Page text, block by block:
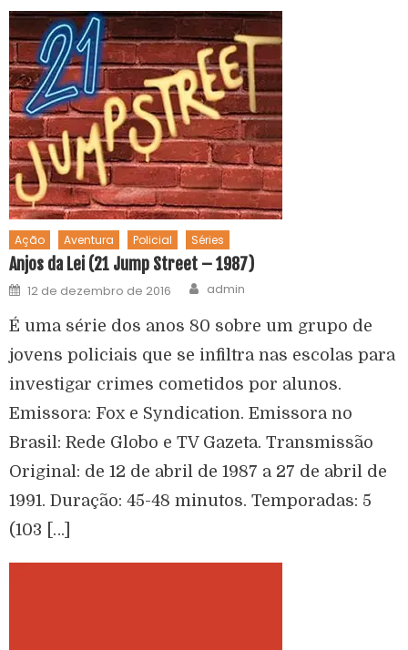
Ação Aventura Policial Séries
Anjos da Lei (21 Jump Street – 1987)
12 de dezembro de 2016 admin
É uma série dos anos 80 sobre um grupo de
jovens policiais que se infiltra nas escolas para
investigar crimes cometidos por alunos.
Emissora: Fox e Syndication. Emissora no
Brasil: Rede Globo e TV Gazeta. Transmissão
Original: de 12 de abril de 1987 a 27 de abril de
1991. Duração: 45-48 minutos. Temporadas: 5
(103 […]